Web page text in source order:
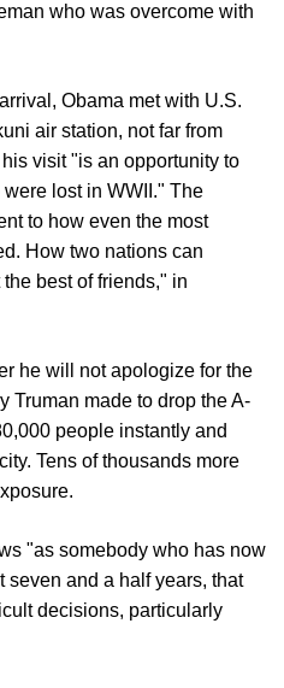
who was overcome with
Obama met with U.S.
air station, not far from
visit "is an opportunity to
lost in WWII." The
to how even the most
How two nations can
best of friends," in
he will not apologize for the
Truman made to drop the A-
people instantly and
Tens of thousands more
"as somebody who has now
seven and a half years, that
decisions, particularly